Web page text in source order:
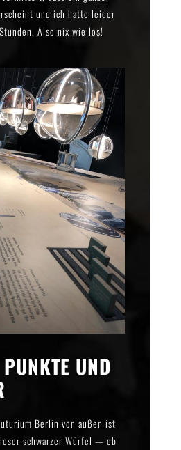
und ich hatte leider
Also nix wie los!
UND
Berlin von außen ist
schwarzer Würfel — ob